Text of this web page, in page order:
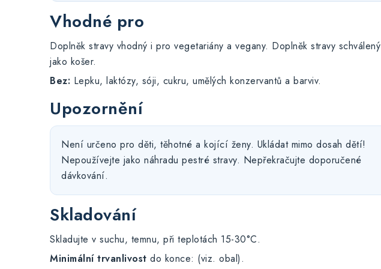
Vhodné pro
Doplněk stravy vhodný i pro vegetariány a vegany. Doplněk stravy schválený
jako košer.
Bez: Lepku, laktózy, sóji, cukru, umělých konzervantů a barviv.
Upozornění
Není určeno pro děti, těhotné a kojící ženy. Ukládat mimo dosah dětí!
Nepoužívejte jako náhradu pestré stravy. Nepřekračujte doporučené
dávkování.
Skladování
Skladujte v suchu, temnu, při teplotách 15-30°C.
Minimální trvanlivost do konce: (viz. obal).